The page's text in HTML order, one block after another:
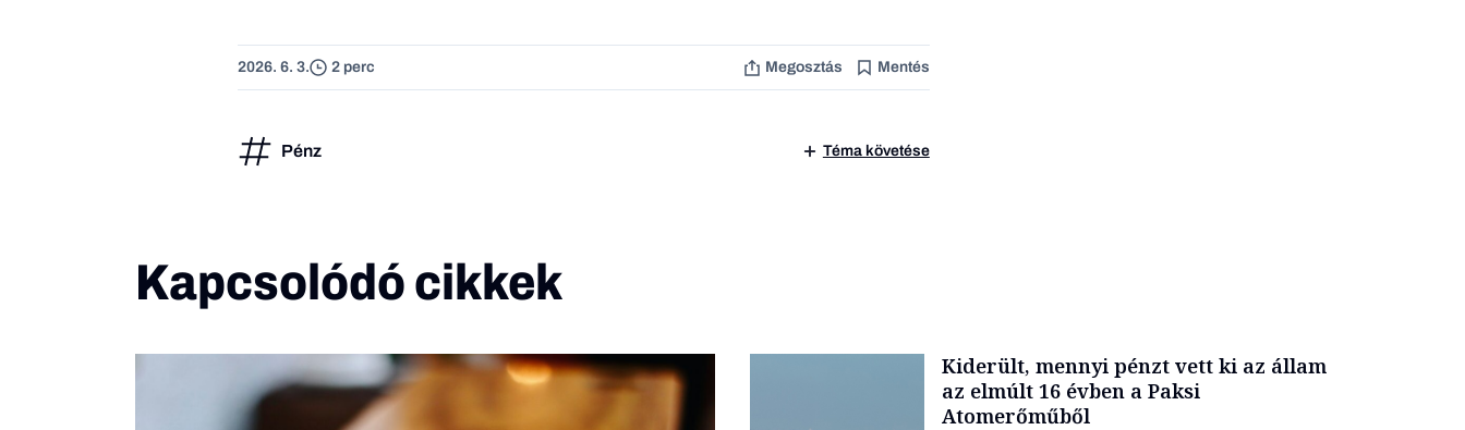
2026. 6. 3. 2 perc Megosztás Mentés
Pénz Téma követése
Kapcsolódó cikkek
Kiderült, mennyi pénzt vett ki az állam
az elmúlt 16 évben a Paksi
Atomerőműből